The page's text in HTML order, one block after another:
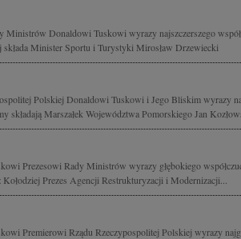
Ministrów Donaldowi Tuskowi wyrazy najszczerszego
Minister Sportu i Turystyki Mirosław Drzewiecki
Polskiej Donaldowi Tuskowi i Jego Bliskim wyrazy
składają Marszałek Województwa Pomorskiego Jan
Prezesowi Rady Ministrów wyrazy głębokiego
Kołodziej Prezes Agencji Restrukturyzacji i Modernizacji...
Premierowi Rządu Rzeczypospolitej Polskiej wyrazy